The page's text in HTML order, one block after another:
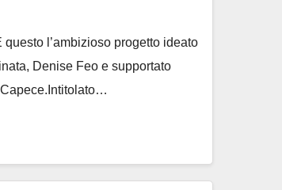
l’ambizioso progetto ideato
Denise Feo e supportato